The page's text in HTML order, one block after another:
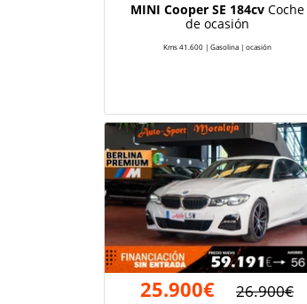
MINI Cooper SE 184cvCoche
de ocasión
Kms 41.600 | Gasolina | ocasión
25.900€ 26.900€